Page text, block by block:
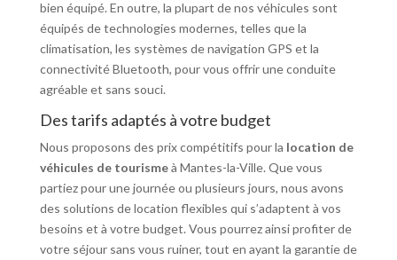
bien équipé. En outre, la plupart de nos véhicules sont
équipés de technologies modernes, telles que la
climatisation, les systèmes de navigation GPS et la
connectivité Bluetooth, pour vous offrir une conduite
agréable et sans souci.
Des tarifs adaptés à votre budget
Nous proposons des prix compétitifs pour la location de
véhicules de tourismeà Mantes-la-Ville. Que vous
partiez pour une journée ou plusieurs jours, nous avons
des solutions de location flexibles qui s’adaptent à vos
besoins et à votre budget. Vous pourrez ainsi profiter de
votre séjour sans vous ruiner, tout en ayant la garantie de